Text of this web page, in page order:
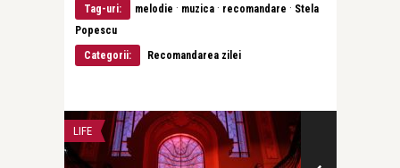
Tag-uri: melodie · muzica · recomandare · Stela
Popescu
Categorii:
Recomandarea zilei
LIFE